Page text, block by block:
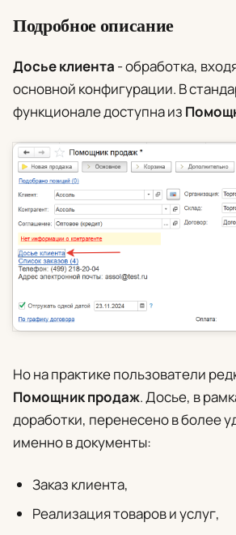
Подробное описание
Досье клиента - обработка,
основной конфигурации. В
функционале доступна из
Но на практике пользователи
Помощник продаж. Досье, в
доработки, перенесено в более
именно в документы:
Заказ клиента,
Реализация товаров и услуг,